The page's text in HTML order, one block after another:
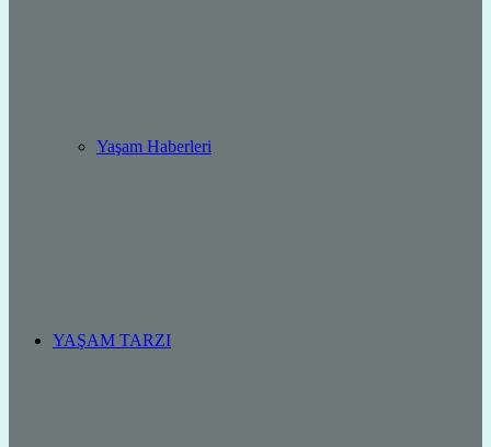
Yaşam Haberleri
YAŞAM TARZI